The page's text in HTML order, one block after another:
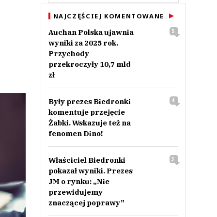
NAJCZĘŚCIEJ KOMENTOWANE
Auchan Polska ujawnia
wyniki za 2025 rok.
Przychody
przekroczyły 10,7 mld
zł
5
Były prezes Biedronki
komentuje przejęcie
Żabki. Wskazuje też na
fenomen Dino!
4
Właściciel Biedronki
pokazał wyniki. Prezes
JM o rynku: „Nie
przewidujemy
znaczącej poprawy”
3